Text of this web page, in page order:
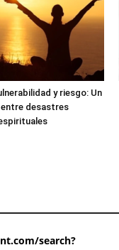
y riesgo: Un
desastres
search?